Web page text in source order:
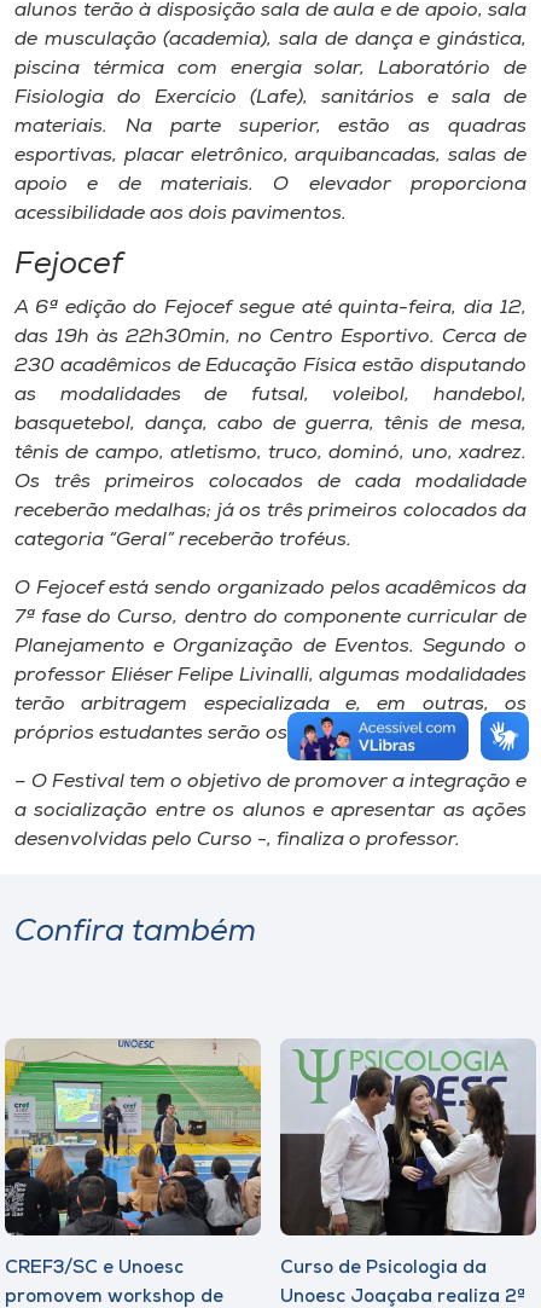
alunos terão à disposição sala de aula e de apoio, sala
de musculação (academia), sala de dança e ginástica,
piscina térmica com energia solar, Laboratório de
Fisiologia do Exercício (Lafe), sanitários e sala de
materiais. Na parte superior, estão as quadras
esportivas, placar eletrônico, arquibancadas, salas de
apoio e de materiais. O elevador proporciona
acessibilidade aos dois pavimentos.
Fejocef
A 6ª edição do Fejocef segue até quinta-feira, dia 12,
das 19h às 22h30min, no Centro Esportivo. Cerca de
230 acadêmicos de Educação Física estão disputando
as modalidades de futsal, voleibol, handebol,
basquetebol, dança, cabo de guerra, tênis de mesa,
tênis de campo, atletismo, truco, dominó, uno, xadrez.
Os três primeiros colocados de cada modalidade
receberão medalhas; já os três primeiros colocados da
categoria “Geral” receberão troféus.
O Fejocef está sendo organizado pelos acadêmicos da
7ª fase do Curso, dentro do componente curricular de
Planejamento e Organização de Eventos. Segundo o
professor Eliéser Felipe Livinalli, algumas modalidades
terão arbitragem especializada e, em outras, os
próprios estudantes serão os árbitros.
– O Festival tem o objetivo de promover a integração e
a socialização entre os alunos e apresentar as ações
desenvolvidas pelo Curso -, finaliza o professor.
Confira também
CREF3/SC e Unoesc
promovem workshop de
Curso de Psicologia da
Unoesc Joaçaba realiza 2ª